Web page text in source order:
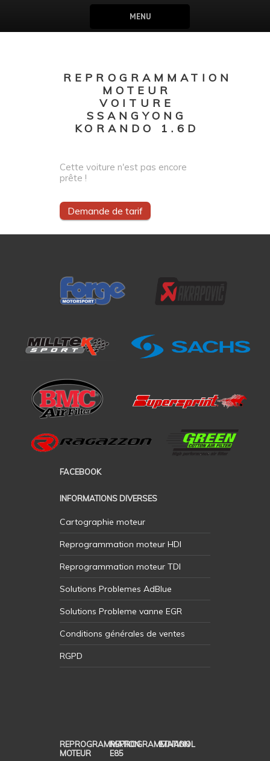
MENU
REPROGRAMMATION
MOTEUR
VOITURE
SSANGYONG
KORANDO 1.6D
Cette voiture n'est pas encore
prête !
Demande de tarif
FACEBOOK
INFORMATIONS DIVERSES
Cartographie moteur
Reprogrammation moteur HDI
Reprogrammation moteur TDI
Solutions Problemes AdBlue
Solutions Probleme vanne EGR
Conditions générales de ventes
RGPD
REPROGRAMMATION
MOTEUR
REPROGRAMMATION
E85
ETHANOL